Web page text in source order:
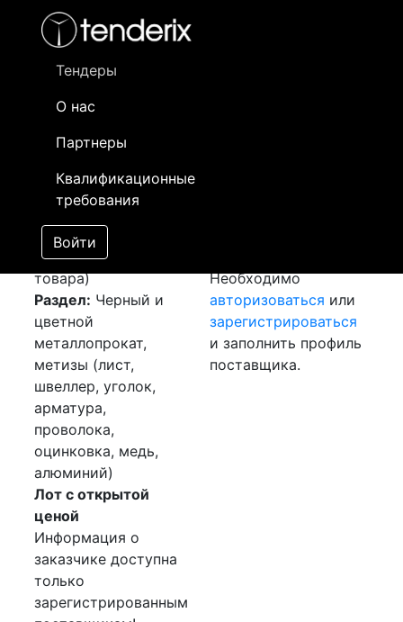
Тендеры
О нас
Партнеры
Квалификационные
требования
Войти
- активный лот
- сохраненный лот (не опубликован)
Закупка: Шина
медная
[Завершен]
Победитель выбран
Лот №:1812
АУКЦИОН (покупка
товара)
Раздел: Черный и
цветной
металлопрокат,
метизы (лист,
швеллер, уголок,
арматура,
проволока,
оцинковка, медь,
алюминий)
Лот с открытой
ценой
Информация о
заказчике доступна
только
зарегистрированным
Необходимо
авторизоваться или
зарегистрироваться
и заполнить профиль
поставщика.